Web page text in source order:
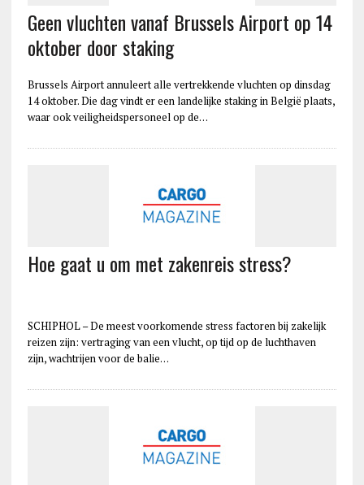
Geen vluchten vanaf Brussels Airport op 14
oktober door staking
Brussels Airport annuleert alle vertrekkende vluchten op dinsdag
14 oktober. Die dag vindt er een landelijke staking in België plaats,
waar ook veiligheidspersoneel op de…
Hoe gaat u om met zakenreis stress?
SCHIPHOL – De meest voorkomende stress factoren bij zakelijk
reizen zijn: vertraging van een vlucht, op tijd op de luchthaven
zijn, wachtrijen voor de balie…